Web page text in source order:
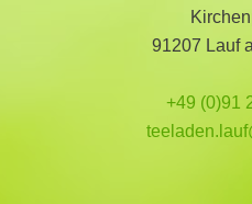
91207 Lauf
+49 (0)91